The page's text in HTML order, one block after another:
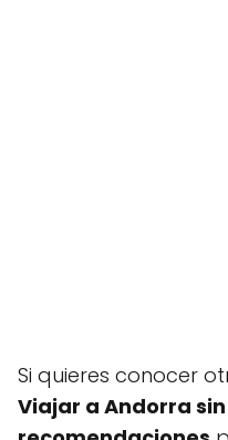
Si quieres conocer
Viajar a Andorra